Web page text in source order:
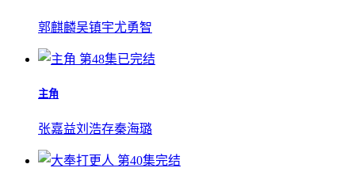
郭麒麟吴镇宇尤勇智
第48集已完结
主角
张嘉益刘浩存秦海璐
第40集完结